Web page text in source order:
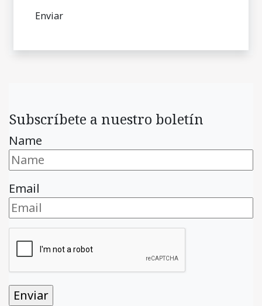
Subscríbete a nuestro boletín
Name
Email